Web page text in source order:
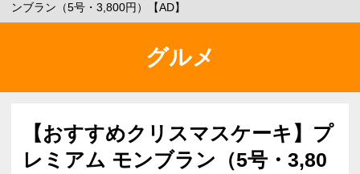
ンブラン（5号・3,800円）【AD】
グルメ
【おすすめクリスマスケーキ】プ
レミアム モンブラン（5号・3,80